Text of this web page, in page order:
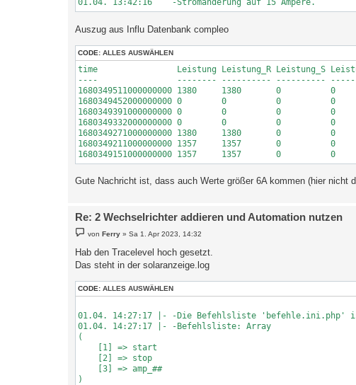
Auszug aus Influ Datenbank compleo
CODE: ALLES AUSWÄHLEN
time                Leistung Leistung_R Leistung_S
----                -------- ---------- ----------
1680349511000000000 1380     1380       0
1680349452000000000 0        0          0
1680349391000000000 0        0          0
1680349332000000000 0        0          0
1680349271000000000 1380     1380       0
1680349211000000000 1357     1357       0
Gute Nachricht ist, dass auch Werte größer 6A kommen (hier nicht
Re: 2 Wechselrichter addieren und Automation nutzen
e
i
t
r
g
vonFerry »Sa 1. Apr 2023, 14:32
Hab den Tracelevel hoch gesetzt.
Das steht in der solaranzeige.log
CODE: ALLES AUSWÄHLEN
01.04. 14:27:17 |- -Die Befehlsliste 'befehle.ini.php'
01.04. 14:27:17 |- -Befehlsliste: Array
(
    [1] => start
    [2] => stop
    [3] => amp_##
)